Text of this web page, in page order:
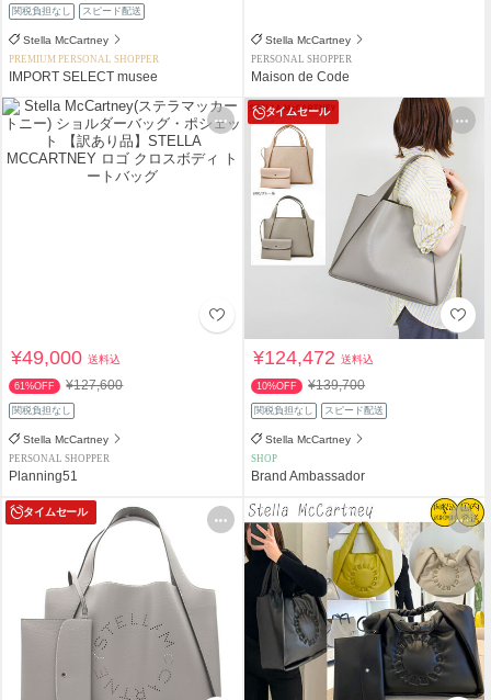
関税負担なし スピード配送
Stella McCartney
PREMIUM PERSONAL SHOPPER
IMPORT SELECT musee
Stella McCartney
PERSONAL SHOPPER
Maison de Code
¥49,000送料込
61%OFF ¥127,600
関税負担なし
Stella McCartney
PERSONAL SHOPPER
Planning51
タイムセール
¥124,472送料込
10%OFF ¥139,700
関税負担なし スピード配送
Stella McCartney
SHOP
Brand Ambassador
タイムセール